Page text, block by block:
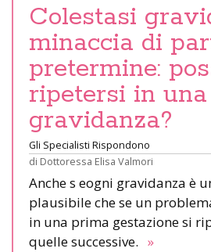
Colestasi
minaccia di
pretermine:
ripetersi in una
gravidanza?
Gli Specialisti Rispondono
di Dottoressa Elisa Valmori
Anche s eogni gravidanza è
plausibile che se un
in una prima gestazione si
quelle successive. »